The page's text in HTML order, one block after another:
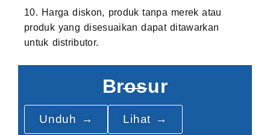
10. Harga diskon, produk tanpa merek atau
produk yang disesuaikan dapat ditawarkan
untuk distributor.
Brosur
Unduh → Lihat →